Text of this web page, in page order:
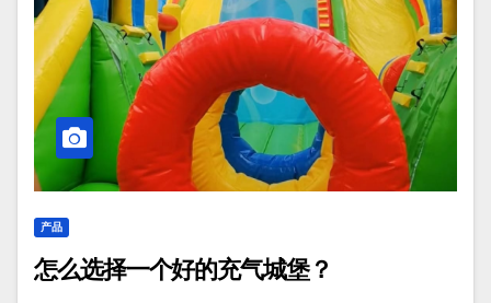
产品
怎么选择一个好的充气城堡？